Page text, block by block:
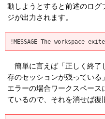
動しようとすると前述のロ
ジが出力されます。
!MESSAGE The workspace
簡単に言えば「正しく終了
存のセッションが残ってい
エラーの場合ワークスペー
ているので、それを消せば復